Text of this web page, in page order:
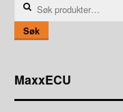
Søk
Søk
MaxxECU